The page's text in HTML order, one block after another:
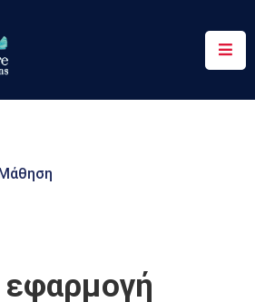
Μάθηση
εφαρμογή